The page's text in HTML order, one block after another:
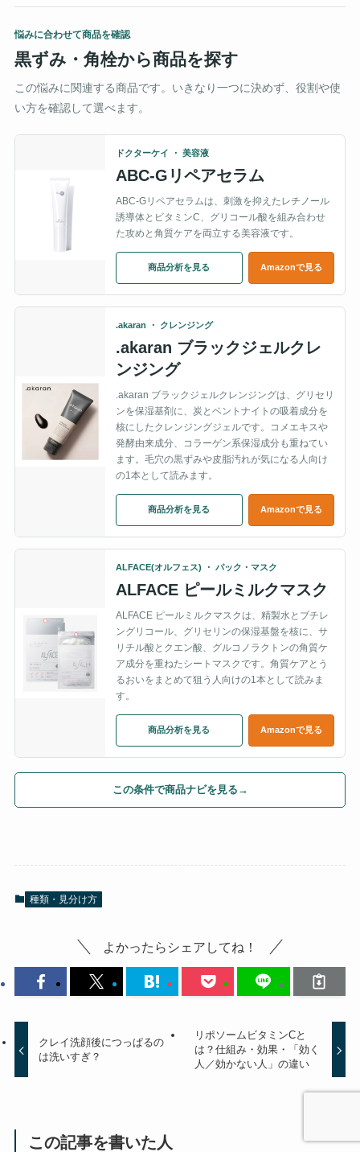
悩みに合わせて商品を確認
黒ずみ・角栓から商品を探す
この悩みに関連する商品です。いきなり一つに決めず、役割や使
い方を確認して選べます。
ドクターケイ ・ 美容液
ABC-Gリペアセラム
ABC-Gリペアセラムは、刺激を抑えたレチノール
誘導体とビタミンC、グリコール酸を組み合わせ
た攻めと角質ケアを両立する美容液です。
商品分析を見る Amazonで見る
.akaran ・ クレンジング
.akaran ブラックジェルクレ
ンジング
.akaran ブラックジェルクレンジングは、グリセリ
ンを保湿基剤に、炭とベントナイトの吸着成分を
核にしたクレンジングジェルです。コメエキスや
発酵由来成分、コラーゲン系保湿成分も重ねてい
ます。毛穴の黒ずみや皮脂汚れが気になる人向け
の1本として読みます。
商品分析を見る Amazonで見る
ALFACE(オルフェス) ・ パック・マスク
ALFACE ピールミルクマスク
ALFACE ピールミルクマスクは、精製水とブチレ
ングリコール、グリセリンの保湿基盤を核に、サ
リチル酸とクエン酸、グルコノラクトンの角質ケ
ア成分を重ねたシートマスクです。角質ケアとう
るおいをまとめて狙う人向けの1本として読みま
す。
商品分析を見る Amazonで見る
この条件で商品ナビを見る →
種類・見分け方
よかったらシェアしてね！
クレイ洗顔後につっぱるの
は洗いすぎ？
リポソームビタミンCと
は？仕組み・効果・「効く
人／効かない人」の違い
この記事を書いた人